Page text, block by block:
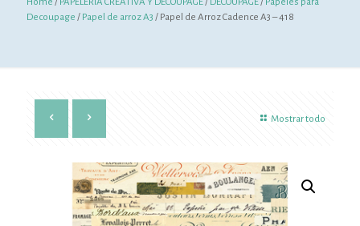
Decoupage / Papel de arroz A3 / Papel de Arroz Cadence A3 – 418
Mostrar todo